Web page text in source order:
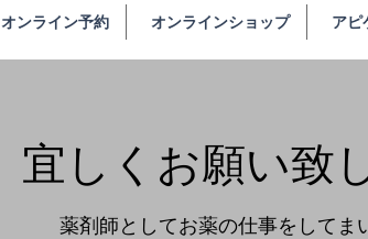
オンライン予約 オンラインショップ アピ
宜しくお願い致
薬剤師としてお薬の仕事をしてま